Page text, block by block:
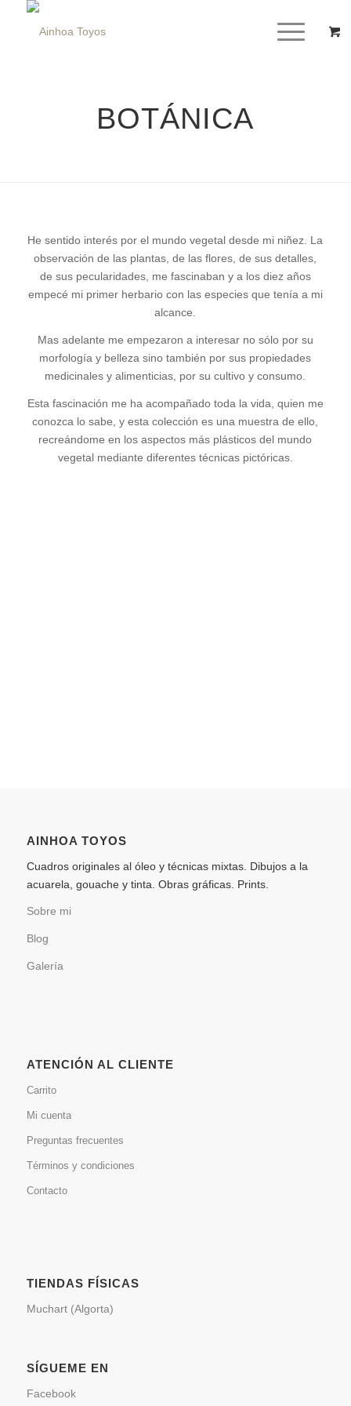
BOTÁNICA
He sentido interés por el mundo vegetal desde mi niñez. La
observación de las plantas, de las flores, de sus detalles,
de sus pecularidades, me fascinaban y a los diez años
empecé mi primer herbario con las especies que tenía a mi
alcance.
Mas adelante me empezaron a interesar no sólo por su
morfología y belleza sino también por sus propiedades
medicinales y alimenticias, por su cultivo y consumo.
Esta fascinación me ha acompañado toda la vida, quien me
conozca lo sabe, y esta colección es una muestra de ello,
recreándome en los aspectos más plásticos del mundo
vegetal mediante diferentes técnicas pictóricas.
AINHOA TOYOS
Cuadros originales al óleo y técnicas mixtas. Dibujos a la
acuarela, gouache y tinta. Obras gráficas. Prints.
Sobre mi
Blog
Galería
ATENCIÓN AL CLIENTE
Carrito
Mi cuenta
Preguntas frecuentes
Términos y condiciones
Contacto
TIENDAS FÍSICAS
Muchart (Algorta)
SÍGUEME EN
Facebook